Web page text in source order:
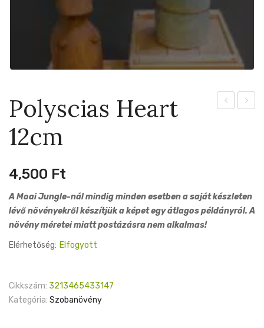
Polyscias Heart
12cm
4,500 Ft
A Moai Jungle-nál mindig minden esetben a saját készleten
lévő növényekről készítjük a képet egy átlagos példányról.A
növény méretei miatt postázásra nem alkalmas!
Elérhetőség: Elfogyott
Cikkszám: 3213465433147
Kategória: Szobanövény